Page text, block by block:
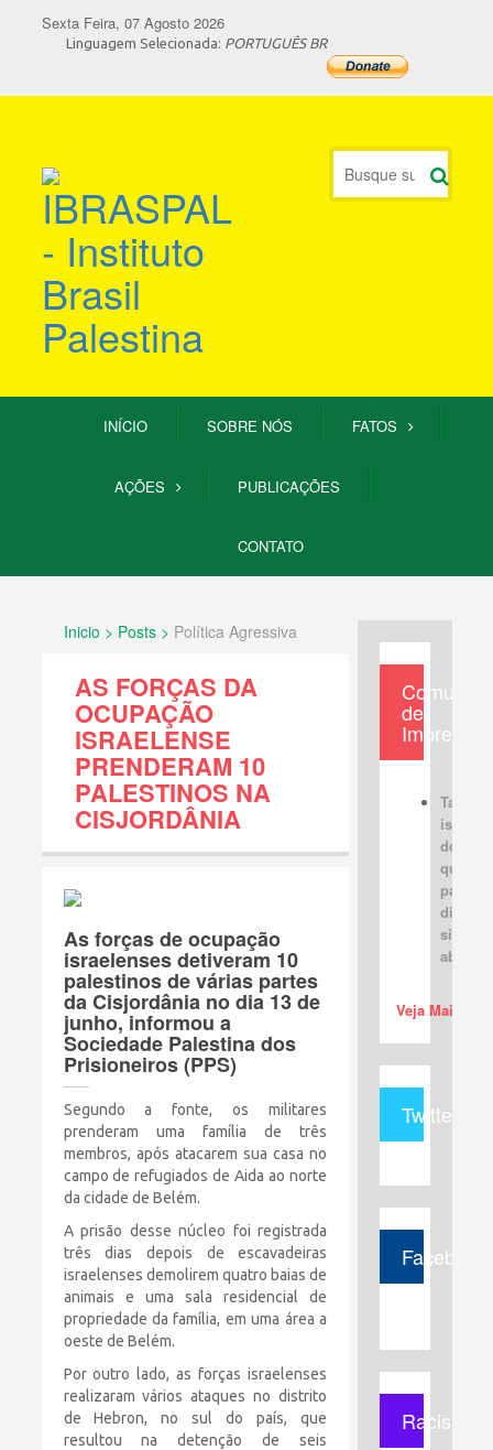
Sexta Feira, 07 Agosto 2026
Linguagem Selecionada: PORTUGUÊS BR
INÍCIO SOBRE NÓS FATOS
AÇÕES PUBLICAÇÕES
CONTATO
Inicio > Posts > Política Agressiva
AS FORÇAS DA
OCUPAÇÃO
ISRAELENSE
PRENDERAM 10
PALESTINOS NA
CISJORDÂNIA
As forças de ocupação
israelenses detiveram 10
palestinos de várias partes
da Cisjordânia no dia 13 de
junho, informou a
Sociedade Palestina dos
Prisioneiros (PPS)
Segundo a fonte, os militares
prenderam uma família de três
membros, após atacarem sua casa no
campo de refugiados de Aida ao norte
da cidade de Belém.
A prisão desse núcleo foi registrada
três dias depois de escavadeiras
israelenses demolirem quatro baias de
animais e uma sala residencial de
propriedade da família, em uma área a
oeste de Belém.
Por outro lado, as forças israelenses
realizaram vários ataques no distrito
de Hebron, no sul do país, que
resultou na detenção de seis
de
Imprensa
Tabus
devem
para
sincera
aberta
Veja Mais (+)
Twitter
Facebook
Racismo